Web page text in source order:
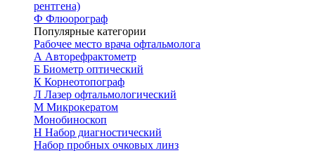
рентгена)
Ф Флюорограф
Популярные категории
Рабочее место врача офтальмолога
А Авторефрактометр
Б Биометр оптический
К Корнеотопограф
Л Лазер офтальмологический
М Микрокератом
Монобиноскоп
Н Набор диагностический
Набор пробных очковых линз